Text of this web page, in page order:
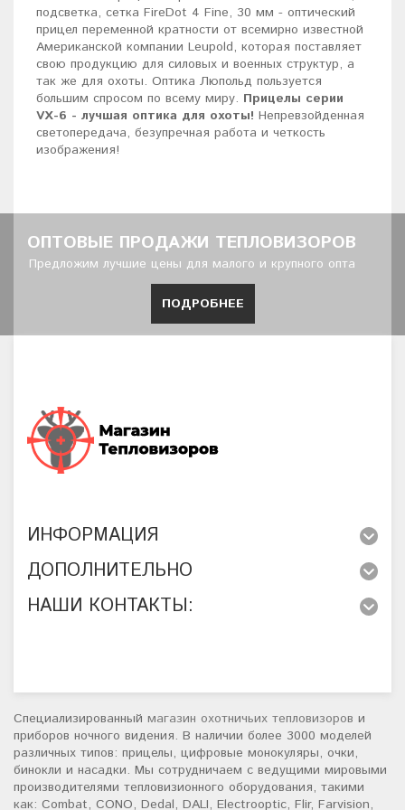
подсветка, сетка FireDot 4 Fine, 30 мм - оптический
прицел переменной кратности от всемирно известной
Американской компании Leupold, которая поставляет
свою продукцию для силовых и военных структур, а
так же для охоты. Оптика Люпольд пользуется
большим спросом по всему миру. Прицелы серии
VX-6 - лучшая оптика для охоты! Непревзойденная
светопередача, безупречная работа и четкость
изображения!
ОПТОВЫЕ ПРОДАЖИ ТЕПЛОВИЗОРОВ
Предложим лучшие цены для малого и крупного опта
ПОДРОБНЕЕ
ИНФОРМАЦИЯ
ДОПОЛНИТЕЛЬНО
НАШИ КОНТАКТЫ:
Специализированный магазин охотничьих тепловизоров и
приборов ночного видения. В наличии более 3000 моделей
различных типов: прицелы, цифровые монокуляры, очки,
бинокли и насадки. Мы сотрудничаем с ведущими мировыми
производителями тепловизионного оборудования, такими
как: Combat, CONO, Dedal, DALI, Electrooptic, Flir, Farvision,